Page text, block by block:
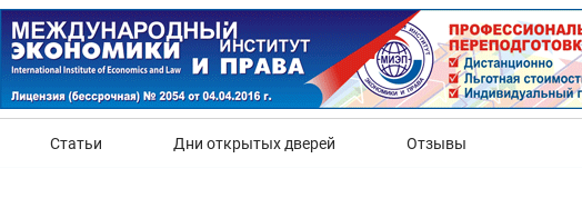
Статьи Дни открытых дверей Отзывы
Нет